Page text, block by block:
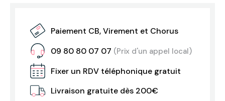
Paiement CB, Virement et Chorus
09 80 80 07 07 (Prix d'un appel local)
Fixer un RDV téléphonique gratuit
Livraison gratuite dès 200€